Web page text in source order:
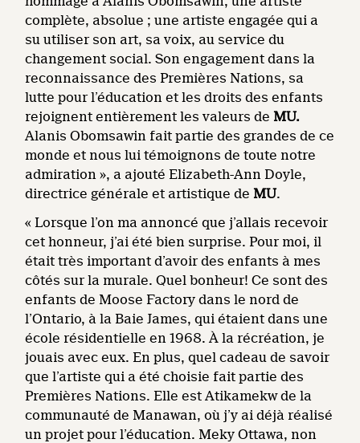
complète, absolue ; une artiste engagée qui a
su utiliser son art, sa voix, au service du
changement social. Son engagement dans la
reconnaissance des Premières Nations, sa
lutte pour l’éducation et les droits des enfants
rejoignent entièrement les valeurs de MU.
Alanis Obomsawin fait partie des grandes de ce
monde et nous lui témoignons de toute notre
admiration », a ajouté Elizabeth-Ann Doyle,
directrice générale et artistique de MU.
« Lorsque l’on ma annoncé que j’allais recevoir
cet honneur, j’ai été bien surprise. Pour moi, il
était très important d’avoir des enfants à mes
côtés sur la murale. Quel bonheur! Ce sont des
enfants de Moose Factory dans le nord de
l’Ontario, à la Baie James, qui étaient dans une
école résidentielle en 1968. À la récréation, je
jouais avec eux. En plus, quel cadeau de savoir
que l’artiste qui a été choisie fait partie des
Premières Nations. Elle est Atikamekw de la
communauté de Manawan, où j’y ai déjà réalisé
un projet pour l’éducation. Meky Ottawa, non